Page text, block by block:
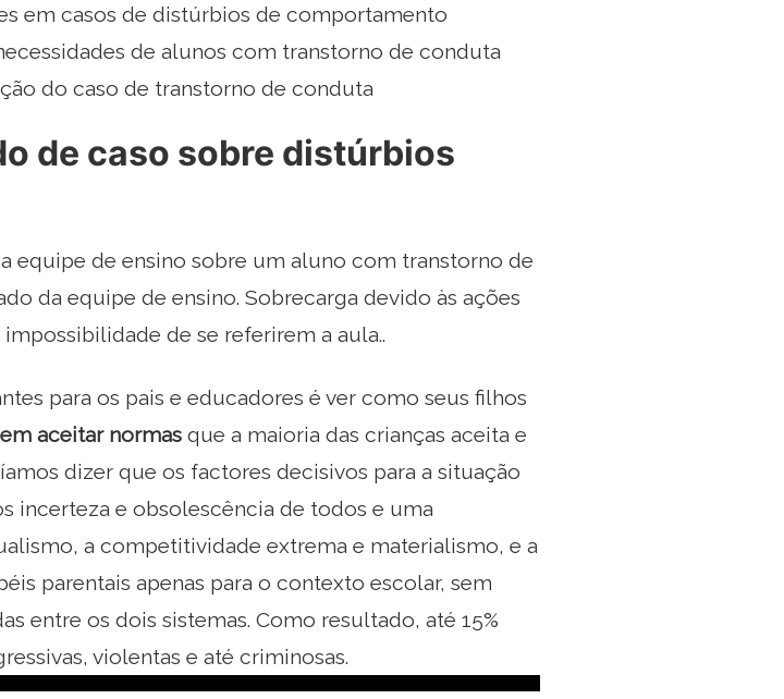
em casos de distúrbios de comportamento
de alunos com transtorno de conduta
do caso de transtorno de conduta
de caso sobre distúrbios
equipe de ensino sobre um aluno com transtorno de
da equipe de ensino. Sobrecarga devido às ações
de se referirem a aula..
para os pais e educadores é ver como seus filhos
aceitar normas que a maioria das crianças aceita e
dizer que os factores decisivos para a situação
incerteza e obsolescência de todos e uma
a competitividade extrema e materialismo, e a
parentais apenas para o contexto escolar, sem
entre os dois sistemas. Como resultado, até 15%
violentas e até criminosas.